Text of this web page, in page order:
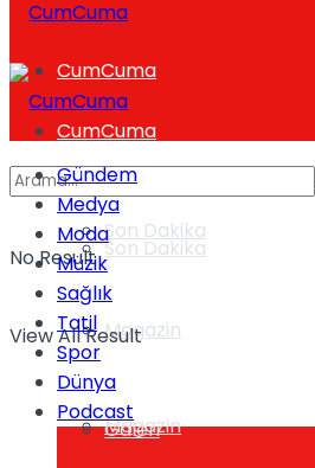
CumCuma
Son Dakika
Magazin
CumCuma
Son Dakika
Magazin
Galeri
No Result
View All Result
Gündem
Medya
Moda
Müzik
Sağlık
Tatil
Spor
Dünya
Podcast